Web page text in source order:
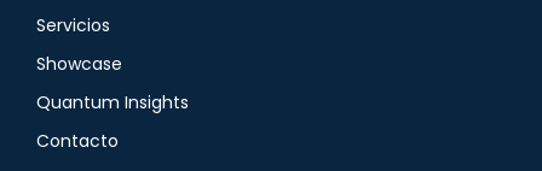
Servicios
Showcase
Quantum Insights
Contacto